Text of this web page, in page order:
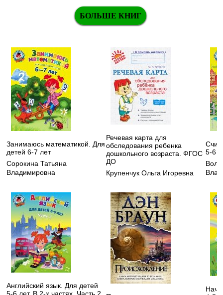
БОЛЬШЕ КНИГ
Занимаюсь математикой. Для
детей 6-7 лет
Сорокина Татьяна
Владимировна
Речевая карта для
обследования ребенка
дошкольного возраста. ФГОС
ДО
Крупенчук Ольга Игоревна
5-6
Английский язык. Для детей